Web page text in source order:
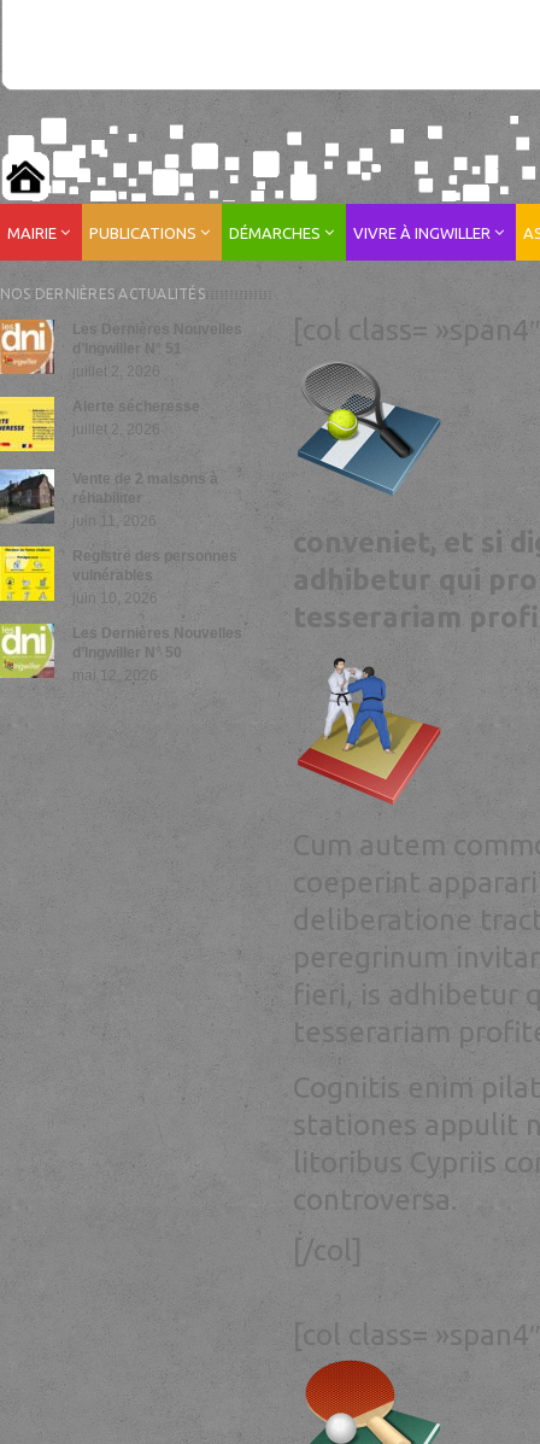
MAIRIE PUBLICATIONS DÉMARCHES VIVRE À INGWILLER
[col class=
conveniet, et si
adhibetur qui
tesserariam
Cum autem
coeperint
deliberatione
peregrinum
fieri, is adhibetur
tesserariam
Cognitis enim
stationes appulit
litoribus Cypriis
controversa.
[/col]
[col class=
NOS DERNIÈRES ACTUALITÉS
Les Dernières Nouvelles
d’Ingwiller N° 51
juillet 2, 2026
Alerte sécheresse
juillet 2, 2026
Vente de 2 maisons à
réhabiliter
juin 11, 2026
Registre des personnes
vulnérables
juin 10, 2026
Les Dernières Nouvelles
d’Ingwiller N° 50
mai 12, 2026